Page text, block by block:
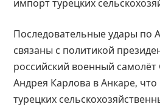
импорт турецких
Последовательные удары по
связаны с политикой
российский военный
Андрея Карлова в Анкаре,
турецких